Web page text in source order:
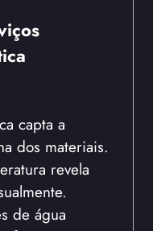
capta a
dos materiais.
revela
de água